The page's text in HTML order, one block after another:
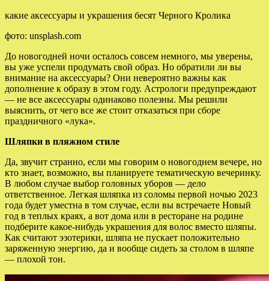
какие аксессуары и украшения бесят Черного Кролика
фото: unsplash.com
До новогодней ночи осталось совсем немного, мы уверены,
вы уже успели продумать свой образ. Но обратили ли вы
внимание на аксессуары? Они невероятно важны как
дополнение к образу в этом году. Астрологи предупреждают
— не все аксессуары одинаково полезны. Мы решили
выяснить, от чего все же стоит отказаться при сборе
праздничного «лука».
Шляпки в пляжном стиле
Да, звучит странно, если мы говорим о новогоднем вечере, но
кто знает, возможно, вы планируете тематическую вечеринку.
В любом случае выбор головных уборов — дело
ответственное. Легкая шляпка из соломы первой ночью 2023
года будет уместна в том случае, если вы встречаете Новый
год в теплых краях, а вот дома или в ресторане на родине
подберите какое-нибудь украшения для волос вместо шляпы.
Как считают эзотерики, шляпа не пускает положительно
заряженную энергию, да и вообще сидеть за столом в шляпе
— плохой тон.